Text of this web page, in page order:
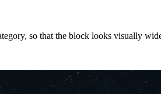
so that the block looks visually